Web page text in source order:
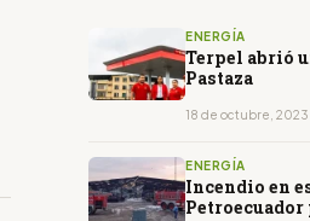
ENERGÍA
Terpel abrió
Pastaza
18 de octubre, 2023
ENERGÍA
Incendio en